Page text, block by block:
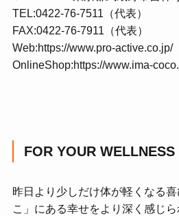
TEL:0422-76-7511（代表）
FAX:0422-76-7911（代表）
Web:https://www.pro-active.co.jp/
OnlineShop:https://www.ima-
FOR YOUR WELLNESS
昨日より少しだけ体が軽くなる
こ」にある幸せをより深く感じ